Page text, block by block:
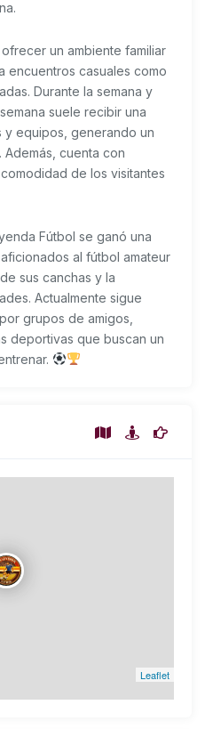
un ambiente familiar
encuentros casuales como
Durante la semana y
suele recibir una
equipos, generando un
cuenta con
de los visitantes
Fútbol se ganó una
al fútbol amateur
sus canchas y la
Actualmente sigue
grupos de amigos,
deportivas que buscan un
Leaflet